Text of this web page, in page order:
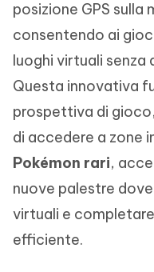
posizione GPS sulla
consentendo ai
luoghi virtuali
Questa innovativa
prospettiva di
di accedere a zone
Pokémon rari,
nuove palestre
virtuali e
efficiente.